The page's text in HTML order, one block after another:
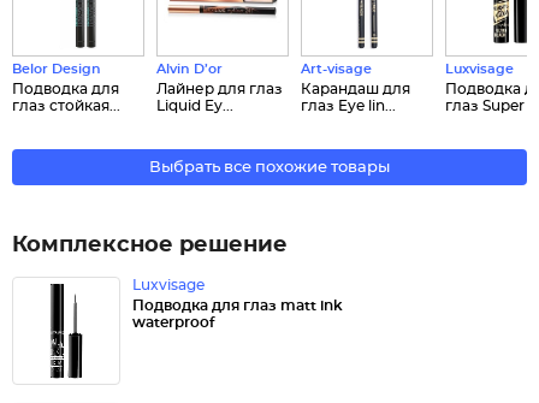
Belor Design
Подводка для
глаз стойкая...
Alvin D’or
Лайнер для глаз
Liquid Ey...
Art-visage
Карандаш для
глаз Eye lin...
Luxvisage
Подводка
глаз Super
Выбрать все похожие товары
Комплексное решение
Luxvisage
Подводка для глаз matt ink
waterproof